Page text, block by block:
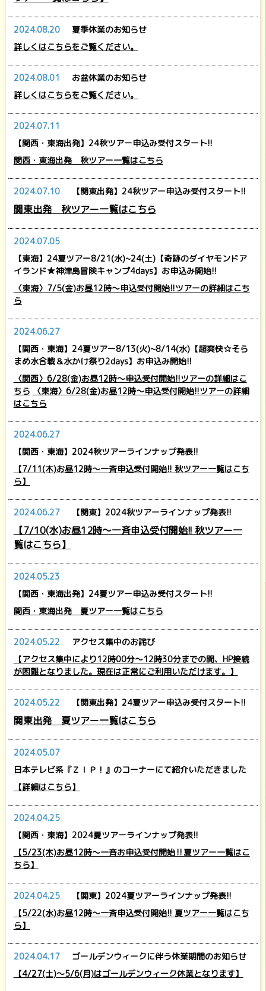
2024.08.20
夏季休業のお知らせ
詳しくはこちらをご覧ください。
2024.08.01
お盆休業のお知らせ
詳しくはこちらをご覧ください。
2024.07.11
【関西・東海出発】24秋ツアー申込み受付スタート!!
関西・東海出発 秋ツアー一覧はこちら
2024.07.10 【関東出発】24秋ツアー申込み受付スタート!!
関東出発 秋ツアー一覧はこちら
2024.07.05
【東海】24夏ツアー8/21(水)~24(土)【奇跡のダイヤモンドア
イランド★神津島冒険キャンプ4days】お申込み開始!!
〈東海〉7/5(金)お昼12時～申込受付開始!!ツアーの詳細はこち
ら
2024.06.27
【関西・東海】24夏ツアー8/13(火)~8/14(水)【超爽快☆そら
まめ水合戦＆水かけ祭り2days】お申込み開始!!
〈関西〉6/28(金)お昼12時～申込受付開始!!ツアーの詳細はこ
ちら
〈東海〉6/28(金)お昼12時～申込受付開始!!ツアーの詳細
はこちら
2024.06.27
【関西・東海】2024秋ツアーラインナップ発表!!
【7/11(木)お昼12時～一斉申込受付開始!! 秋ツアー一覧はこち
ら】
2024.06.27 【関東】2024秋ツアーラインナップ発表!!
【7/10(水)お昼12時～一斉申込受付開始!! 秋ツアー一
覧はこちら】
2024.05.23
【関西・東海出発】24夏ツアー申込み受付スタート!!
関西・東海出発 夏ツアー一覧はこちら
2024.05.22
アクセス集中のお詫び
【アクセス集中により12時00分～12時30分までの間、HP接続
が困難となりました。現在は正常にご利用いただけます。】
2024.05.22 【関東出発】24夏ツアー申込み受付スタート!!
関東出発 夏ツアー一覧はこちら
2024.05.07
日本テレビ系『ＺＩＰ！』のコーナーにて紹介いただきました
【詳細はこちら】
2024.04.25
【関西・東海】2024夏ツアーラインナップ発表!!
【5/23(木)お昼12時～一斉お申込受付開始‼夏ツアー一覧はこ
ちら】
2024.04.25
【関東】2024夏ツアーラインナップ発表!!
【5/22(水)お昼12時～一斉申込受付開始!! 夏ツアー一覧はこち
ら】
2024.04.17
ゴールデンウィークに伴う休業期間のお知らせ
【4/27(土)～5/6(月)はゴールデンウィーク休業となります】